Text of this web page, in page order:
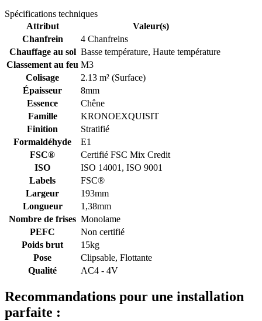
Spécifications techniques
Attribut
Valeur(s)
Chanfrein
4 Chanfreins
Chauffage au sol Basse température, Haute température
Classement au feu M3
Colisage
2.13 m² (Surface)
Épaisseur
8mm
Essence
Chêne
Famille
KRONOEXQUISIT
Finition
Stratifié
Formaldéhyde
E1
FSC®
Certifié FSC Mix Credit
ISO
ISO 14001, ISO 9001
Labels
FSC®
Largeur
193mm
Longueur
1,38mm
Nombre de frises Monolame
PEFC
Non certifié
Poids brut
15kg
Pose
Clipsable, Flottante
Qualité
AC4 - 4V
Recommandations pour une installation
parfaite :